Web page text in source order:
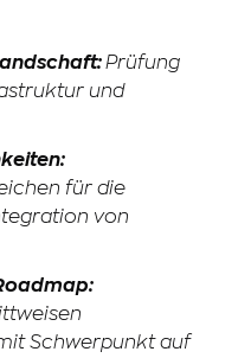
Prüfung
und
für die
von
Schwerpunkt auf